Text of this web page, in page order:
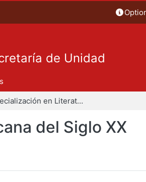
de Unidad
Especialización en Literatura Mexicana del Siglo XX
del Siglo XX